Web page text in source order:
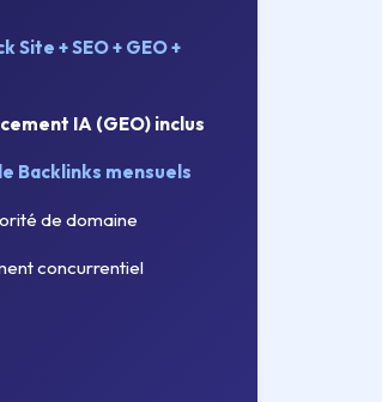
Site + SEO + GEO +
IA (GEO) inclus
Backlinks mensuels
de domaine
concurrentiel